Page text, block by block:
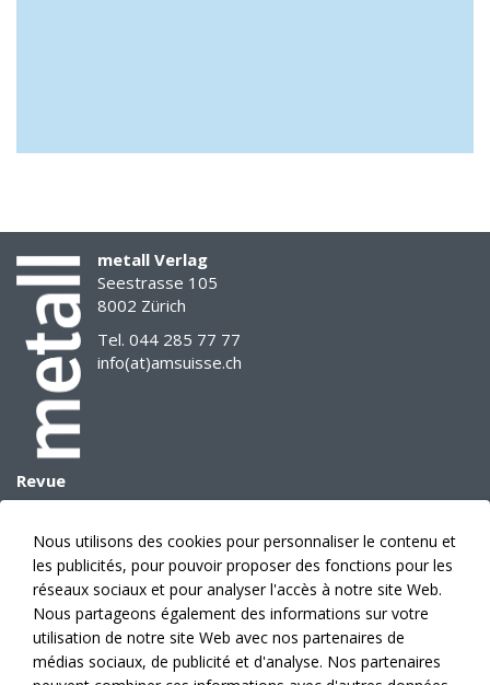
metall Verlag
Seestrasse 105
8002 Zürich
Tel. 044 285 77 77
info(at)amsuisse.ch
Revue
Archives
Données médias
Prévision des sujets
Annonces
Éditeur
Abonnement
Nous utilisons des cookies pour personnaliser le contenu et
les publicités, pour pouvoir proposer des fonctions pour les
réseaux sociaux et pour analyser l'accès à notre site Web.
Nous partageons également des informations sur votre
utilisation de notre site Web avec nos partenaires de
médias sociaux, de publicité et d'analyse. Nos partenaires